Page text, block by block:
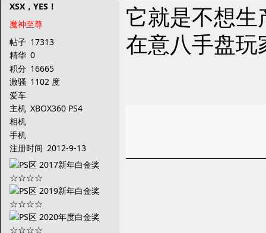
XSX，YES！
魔神至尊
帖子 17313
精华 0
积分 16665
激骚 1102 度
爱车
主机 XBOX360 PS4
相机
手机
注册时间 2012-9-13
它就是不想
在意八手盘玩